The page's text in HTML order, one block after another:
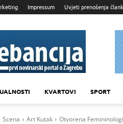
Impressum Uvjeti prenošenja
Zagrebancija
KVARTOVI SPORT
Scena Art Kutak Otvorena